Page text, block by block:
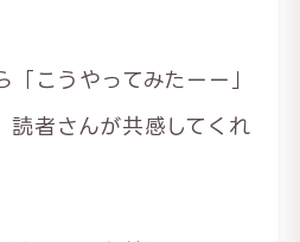
「こうやってみたーー」
読者さんが共感してくれ